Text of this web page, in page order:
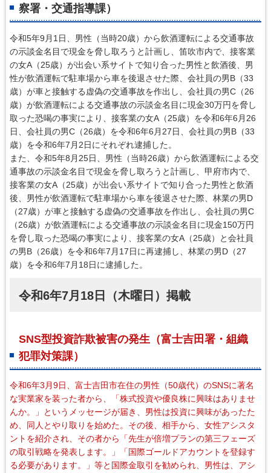
察署・交通指導課）
令和5年9月1日、男性（当時20歳）から飲酒運転による交通事故
の示談金名目で現金を脅し取ろうと計画し、笛吹市内で、接客業
の女A（25歳）が出会い系サイトで知り合った男性と飲酒後、男
性が飲酒運転で駐車場から車を後退させた際、会社員の男B（33
歳）が車と接触する虚偽の交通事故を作出し、会社員の男C（26
歳）が飲酒運転による交通事故の示談金名目に現金30万円を脅し
取った恐喝の事実により、接客業の女A（25歳）を令和6年6月26
日、会社員の男C（26歳）を令和6年6月27日、会社員の男B（33
歳）を令和6年7月2日にそれぞれ逮捕した。
また、令和5年8月25日、男性（当時26歳）から飲酒運転による交
通事故の示談金名目で現金を脅し取ろうと計画し、甲府市内で、
接客業の女A（25歳）が出会い系サイトで知り合った男性と飲酒
後、男性が飲酒運転で駐車場から車を後退させた際、林業の男D
（27歳）が車と接触する虚偽の交通事故を作出し、会社員の男C
（26歳）が飲酒運転による交通事故の示談金名目に現金150万円
を脅し取った恐喝の事実により、接客業の女A（25歳）と会社員
の男B（26歳）を令和6年7月17日に再逮捕し、林業の男D（27
歳）を令和6年7月18日に逮捕した。
令和6年7月18日（木曜日）掲載
SNS型投資詐欺被害の発生（富士吉田署・組織
犯罪対策課）
令和6年3月9日、富士吉田市在住の男性（50歳代）のSNSに著名
な実業家を装った者から、「株式投資や優良株に興味はありませ
んか。」というメッセージが届き、男性は投資に興味があったた
め、同人とやり取りを始めた。その後、相手から、女性アシスタ
ントを紹介され、その者から「先生が倍増プランの第三フェーズ
の取引戦略を発表します。」「国際ゴールドアカウントを登録す
る必要があります。」等と国際金取引を勧められ、男性は、アシ